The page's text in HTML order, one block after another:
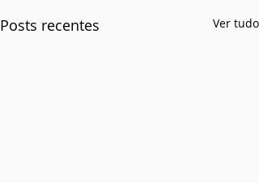
Posts recentes Ver tudo